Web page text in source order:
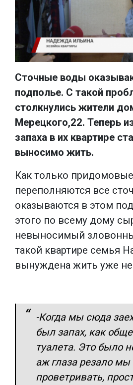
Сточные воды
подполье. С такой
столкнулись жители
Мерецкого,22. Теперь
запаха в их квартире
выносимо жить.
Как только
переполняются все
оказываются в этом
этого по всему дому
невыносимый
такой квартире семья
вынуждена жить уже
-Когда мы сюда
был запах, как
туалета. Это было
аж глаза резало мы
проветривать,